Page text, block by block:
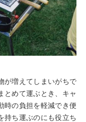
が増えてしまいがちで
とめて運ぶとき、キャ
時の負担を軽減でき便
持ち運ぶのにも役立ち